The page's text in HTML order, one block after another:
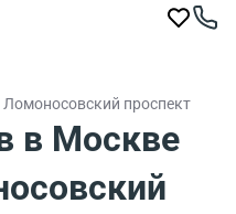
проспект
в Москве